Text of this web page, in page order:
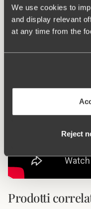
We use cookies to
and display relevant
at any time from the
Reject
Anti
Prodotti